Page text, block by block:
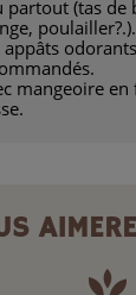
partout (tas de
poulailler?.).
appâts
mangeoire en